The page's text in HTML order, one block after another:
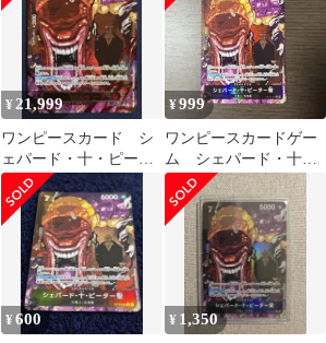
¥ 21,999
ワンピースカード シ
ェパード・十・ピータ
ー聖 レッドパラレル
¥999
ワンピースカードゲー
ム シェパード・十・
ピーター聖 Rパラレ
ル
¥600 ¥ 1,350